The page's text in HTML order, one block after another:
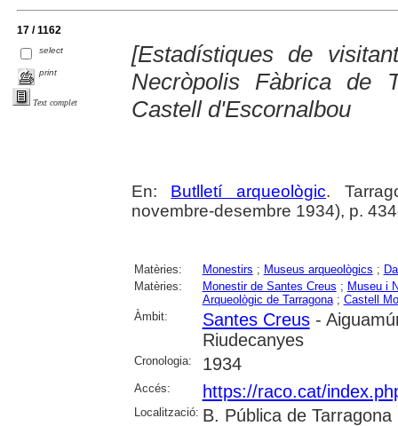
17 / 1162
select
print
Text complet
[Estadístiques de
Necròpolis Fàbrica de
Castell d'Escornalbou
En: Butlletí arqueològic.
novembre-desembre 1934), p.
Matèries: Monestirs ; Museus arqueològics ;
Matèries:
Monestir de Santes Creus ; Museu i
Arqueològic de Tarragona; Castell
Àmbit:
Santes Creus-
Riudecanyes
Cronologia: 1934
Accés: https://raco.cat/
Localització: B. Pública de Tarragona